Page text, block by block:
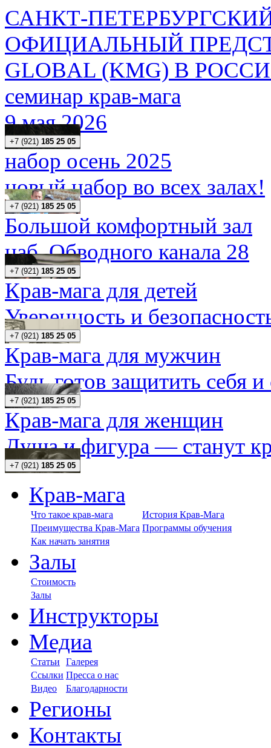
САНКТ-
ОФИЦИАЛЬНЫЙ
GLOBAL (KMG) В
семинар крав-мага
9 мая 2026
+7 (921) 185 25 05
набор осень 2025
новый набор во всех залах!
+7 (921) 185 25 05
Большой комфортный зал
наб. Обводного канала 28
+7 (921) 185 25 05
Крав-мага для детей
Уверенность и
+7 (921) 185 25 05
Крав-мага для мужчин
Будь готов защитить себя
+7 (921) 185 25 05
Крав-мага для женщин
Душа и фигура — станут
+7 (921) 185 25 05
Крав-мага
Что такое крав-мага
История Крав-Мага
Преимущества Крав-Мага Программы обучения
Как начать занятия
Залы
Стоимость
Залы
Инструкторы
Медиа
Статьи
Галерея
Ссылки Пресса о нас
Видео
Благодарности
Регионы
Контакты